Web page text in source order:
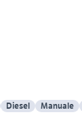
Diesel Manuale